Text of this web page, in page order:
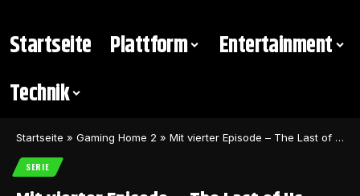
Startseite Plattform
Entertainment
Technik
Startseite » Gaming Home 2 » Mit vierter Episode – The Last of Us stellt neuen Zuschauerrekord auf
SERIE